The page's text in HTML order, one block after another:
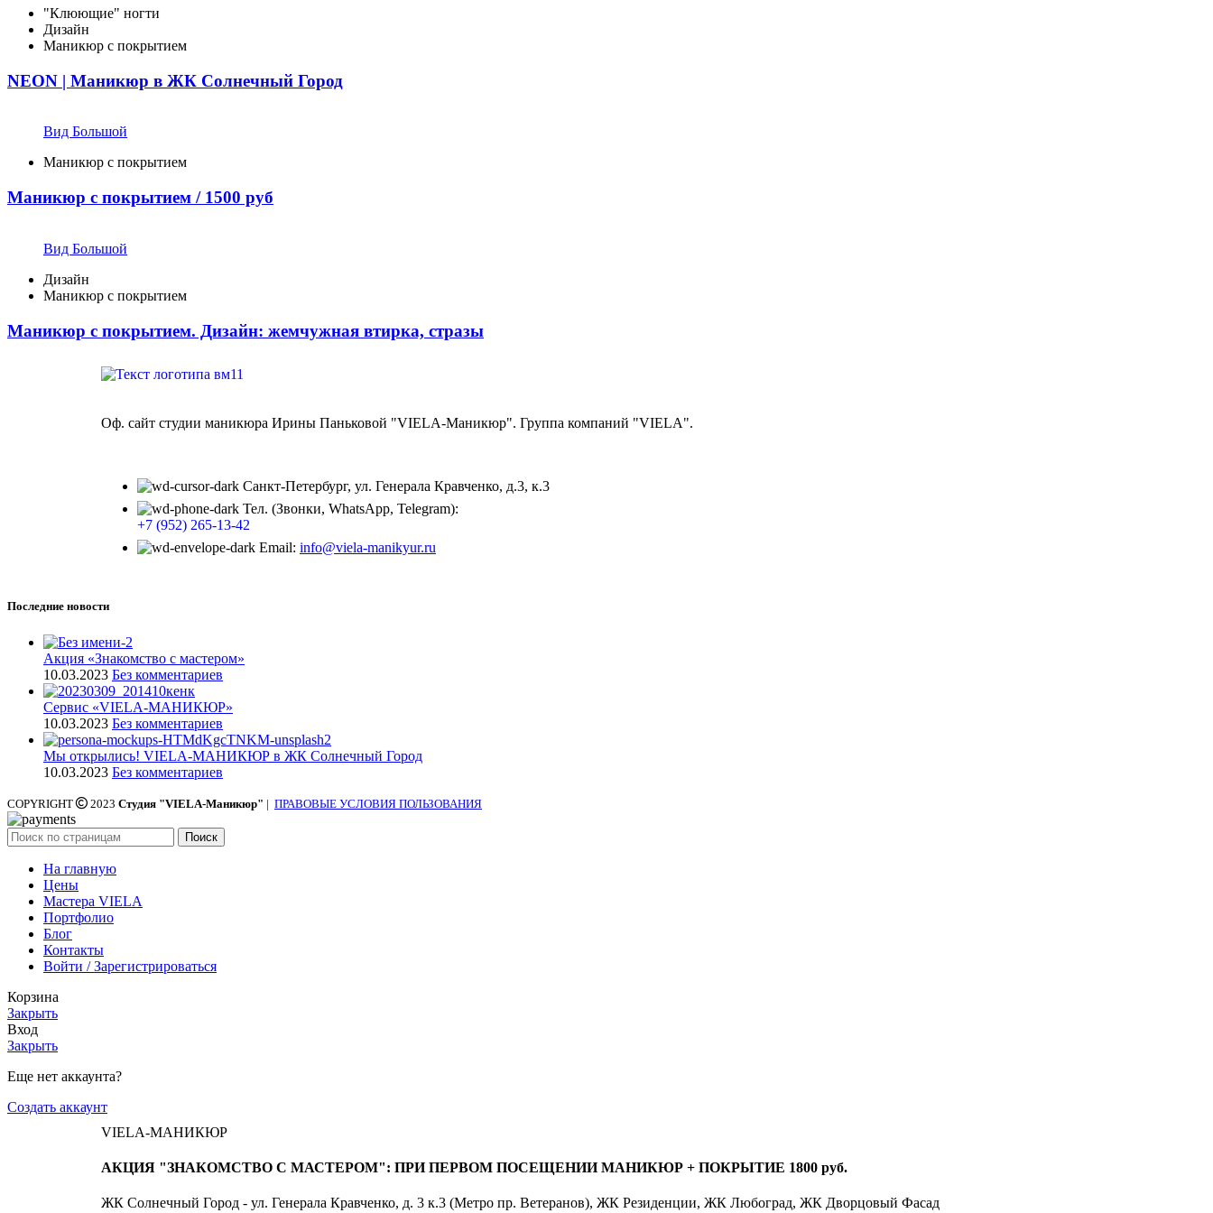
"Клюющие" ногти
Дизайн
Маникюр с покрытием
NEON | Маникюр в ЖК Солнечный Город
Вид Большой
Маникюр с покрытием
Маникюр с покрытием / 1500 руб
Вид Большой
Дизайн
Маникюр с покрытием
Маникюр с покрытием. Дизайн: жемчужная втирка, стразы
Оф. сайт студии маникюра Ирины Паньковой "VIELA-Маникюр". Группа компаний "VIELA".
Санкт-Петербург, ул. Генерала Кравченко, д.3, к.3
Тел. (Звонки, WhatsApp, Telegram):
+7 (952) 265-13-42
Email: info@viela-manikyur.ru
Последние новости
Акция «Знакомство с мастером»
10.03.2023 Без комментариев
Cервис «VIELA-МАНИКЮР»
10.03.2023 Без комментариев
Мы открылись! VIELA-МАНИКЮР в ЖК Солнечный Город
10.03.2023 Без комментариев
COPYRIGHT 2023 Студия "VIELA-Маникюр" | ПРАВОВЫЕ УСЛОВИЯ ПОЛЬЗОВАНИЯ
Поиск
На главную
Цены
Мастера VIELA
Портфолио
Блог
Контакты
Войти / Зарегистрироваться
Корзина
Закрыть
Вход
Закрыть
Еще нет аккаунта?
Создать аккаунт
VIELA-МАНИКЮР
АКЦИЯ "ЗНАКОМСТВО С МАСТЕРОМ": ПРИ ПЕРВОМ ПОСЕЩЕНИИ МАНИКЮР + ПОКРЫТИЕ 1800 руб.
ЖК Солнечный Город - ул. Генерала Кравченко, д. 3 к.3 (Метро пр. Ветеранов), ЖК Резиденции, ЖК Любоград, ЖК Дворцовый Фасад